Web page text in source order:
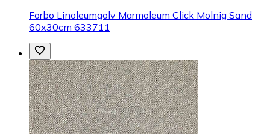
Forbo Linoleumgolv Marmoleum Click Molnig Sand
60x30cm 633711